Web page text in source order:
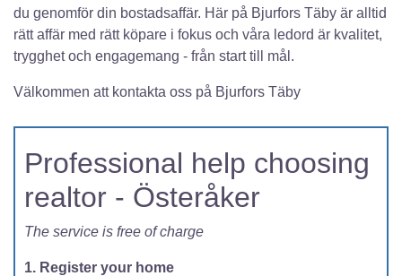
du genomför din bostadsaffär. Här på Bjurfors Täby är alltid
rätt affär med rätt köpare i fokus och våra ledord är kvalitet,
trygghet och engagemang - från start till mål.
Välkommen att kontakta oss på Bjurfors Täby
Professional help choosing
realtor - Österåker
The service is free of charge
1. Register your home